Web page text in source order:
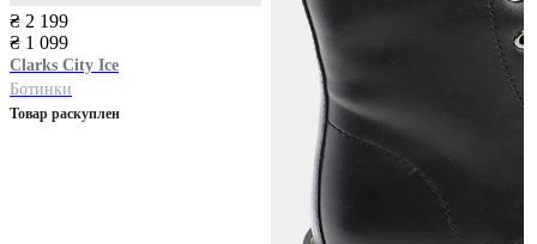
₴ 2 199
₴ 1 099
Clarks City Ice
Ботинки
Товар раскуплен